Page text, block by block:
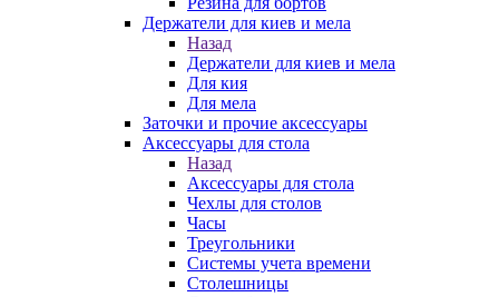
Держатели для киев и мела
Назад
Держатели для киев и мела
Для кия
Для мела
Заточки и прочие аксессуары
Аксессуары для стола
Назад
Аксессуары для стола
Чехлы для столов
Часы
Треугольники
Системы учета времени
Столешницы